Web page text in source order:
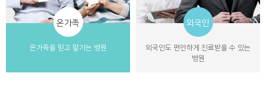
온가족
온가족을 믿고 맡기는 병원
외국인
외국인도 편안하게 진료받을 수 있는
병원